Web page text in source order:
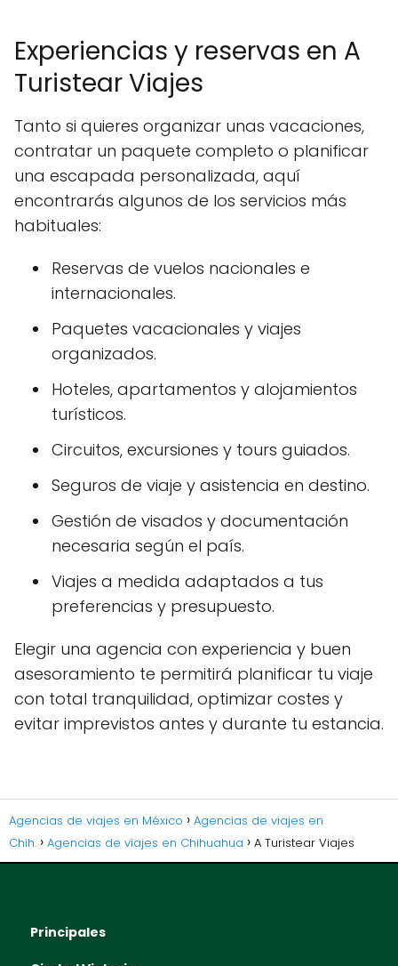
Experiencias y reservas en A
Turistear Viajes
Tanto si quieres organizar unas vacaciones,
contratar un paquete completo o planificar
una escapada personalizada, aquí
encontrarás algunos de los servicios más
habituales:
Reservas de vuelos nacionales e
internacionales.
Paquetes vacacionales y viajes
organizados.
Hoteles, apartamentos y alojamientos
turísticos.
Circuitos, excursiones y tours guiados.
Seguros de viaje y asistencia en destino.
Gestión de visados y documentación
necesaria según el país.
Viajes a medida adaptados a tus
preferencias y presupuesto.
Elegir una agencia con experiencia y buen
asesoramiento te permitirá planificar tu viaje
con total tranquilidad, optimizar costes y
evitar imprevistos antes y durante tu estancia.
Agencias de viajes en México
Agencias de viajes en
Chih.
Agencias de viajes en Chihuahua A Turistear Viajes
Principales